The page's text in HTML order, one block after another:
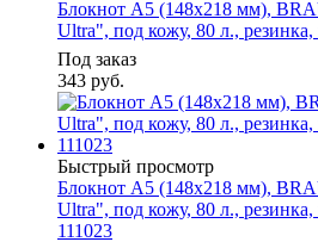
Блокнот А5 (148x218 мм),
Ultra", под кожу, 80 л., резинка,
Под заказ
343 руб.
Быстрый просмотр
Блокнот А5 (148x218 мм),
Ultra", под кожу, 80 л.,
111023